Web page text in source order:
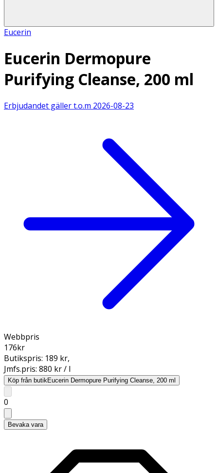
Eucerin
Eucerin Dermopure
Purifying Cleanse, 200 ml
Erbjudandet gäller t.o.m 2026-08-23
Webbpris
176kr
Butikspris: 189 kr,
Jmfs.pris: 880 kr / l
Köp från butikEucerin Dermopure Purifying Cleanse, 200 ml
0
Bevaka vara